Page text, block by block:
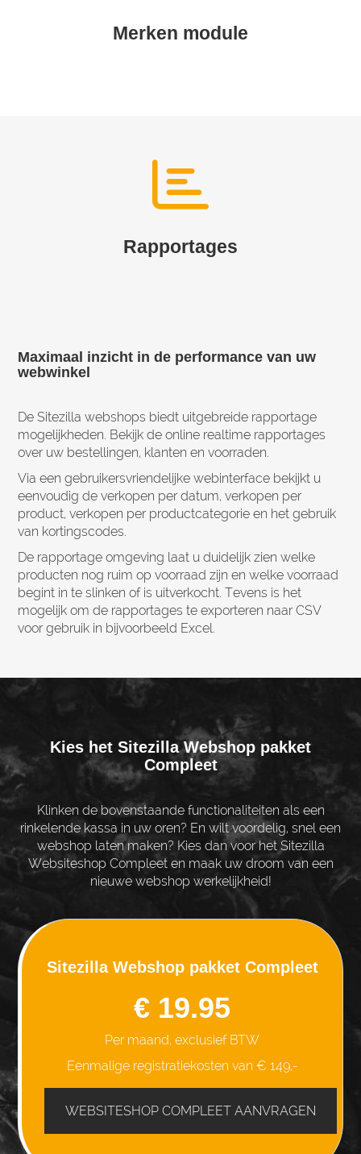
Merken module
Rapportages
Maximaal inzicht in de performance van uw
webwinkel
De Sitezilla webshops biedt uitgebreide rapportage
mogelijkheden. Bekijk de online realtime rapportages
over uw bestellingen, klanten en voorraden.
Via een gebruikersvriendelijke webinterface bekijkt u
eenvoudig de verkopen per datum, verkopen per
product, verkopen per productcategorie en het gebruik
van kortingscodes.
De rapportage omgeving laat u duidelijk zien welke
producten nog ruim op voorraad zijn en welke voorraad
begint in te slinken of is uitverkocht. Tevens is het
mogelijk om de rapportages te exporteren naar CSV
voor gebruik in bijvoorbeeld Excel.
Kies het Sitezilla Webshop pakket
Compleet
Klinken de bovenstaande functionaliteiten als een
rinkelende kassa in uw oren? En wilt voordelig, snel een
webshop laten maken? Kies dan voor het Sitezilla
Websiteshop Compleet en maak uw droom van een
nieuwe webshop werkelijkheid!
Sitezilla Webshop pakket Compleet
€ 19.95
Per maand, exclusief BTW
Eenmalige registratiekosten van € 149,-
WEBSITESHOP COMPLEET AANVRAGEN